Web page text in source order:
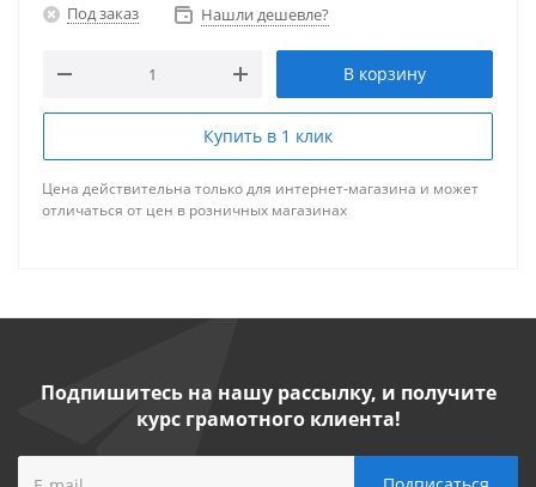
Под заказ Нашли дешевле?
В корзину
Купить в 1 клик
Цена действительна только для интернет-магазина и может
отличаться от цен в розничных магазинах
Подпишитесь на нашу рассылку, и получите
курс грамотного клиента!